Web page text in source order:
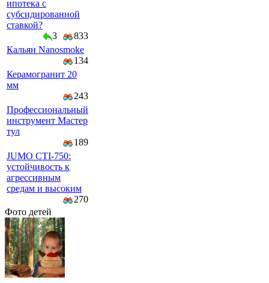
ипотека с
субсидированной
ставкой?
3
833
Кальян Nanosmoke
134
Керамогранит 20
мм
243
Профессиональный
инструмент Мастер
тул
189
JUMO CTI-750:
устойчивость к
агрессивным
средам и высоким
270
Фото детей